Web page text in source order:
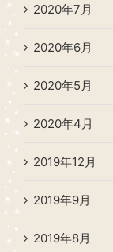
2020年7月
2020年6月
2020年5月
2020年4月
2019年12月
2019年9月
2019年8月